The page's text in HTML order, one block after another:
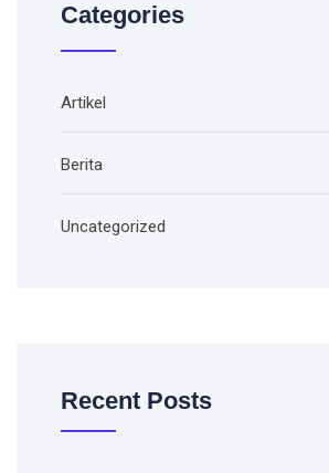
Categories
Artikel
Berita
Uncategorized
Recent Posts